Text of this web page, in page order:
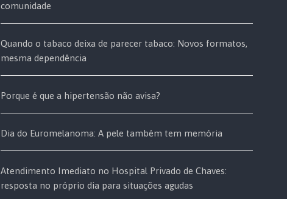
comunidade
Quando o tabaco deixa de parecer tabaco: Novos formatos,
mesma dependência
Porque é que a hipertensão não avisa?
Dia do Euromelanoma: A pele também tem memória
Atendimento Imediato no Hospital Privado de Chaves:
resposta no próprio dia para situações agudas